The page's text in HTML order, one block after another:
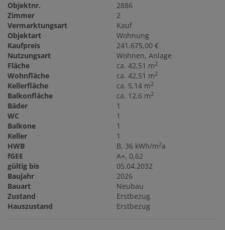
Objektnr.
2886
Zimmer
2
Vermarktungsart
Kauf
Objektart
Wohnung
Kaufpreis
241.675,00 €
Nutzungsart
Wohnen Anlage
Fläche
ca. 42,51 m2
Wohnfläche ca. 42,51 m2
Kellerfläche ca. 5,14 m2
Balkonfläche ca. 12,6 m2
Bäder
1
WC
1
Balkone
1
Keller
1
HWB
B, 36 kWh/m2a
fGEE
A+, 0,62
gültig bis
05.04.2032
Baujahr
2026
Bauart
Neubau
Zustand
Erstbezug
Hauszustand
Erstbezug